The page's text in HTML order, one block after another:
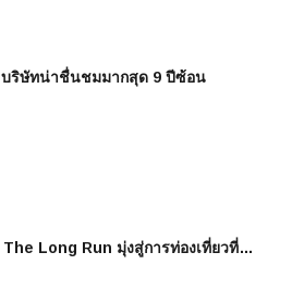
ริษัทน่าชื่นชมมากสุด 9 ปีซ้อน
Long Run มุ่งสู่การท่องเที่ยวที่…